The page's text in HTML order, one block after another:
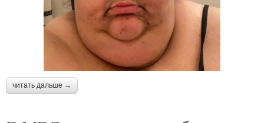
читать дальше →